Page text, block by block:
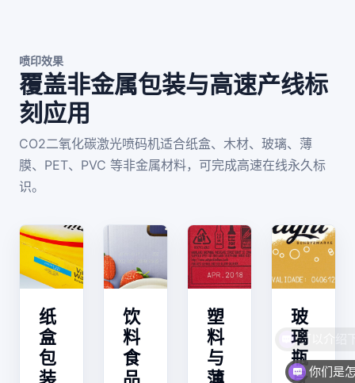
喷印效果
覆盖非金属包装与高速产线标
刻应用
CO2二氧化碳激光喷码机适合纸盒、木材、玻璃、薄
膜、PET、PVC 等非金属材料，可完成高速在线永久标
识。
纸
盒
包
装
饮
料
食
品
塑
料
与
薄
玻
璃
瓶
身 你们是